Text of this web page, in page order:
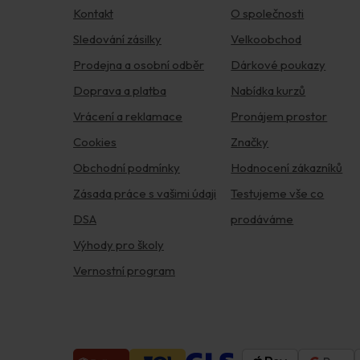
Kontakt
Sledování zásilky
Prodejna a osobní odběr
Doprava a platba
Vrácení a reklamace
Cookies
Obchodní podmínky
Zásada práce s vašimi údaji
DSA
Výhody pro školy
Vernostní program
O společnosti
Velkoobchod
Dárkové poukazy
Nabídka kurzů
Pronájem prostor
Značky
Hodnocení zákazníků
Testujeme vše co
prodáváme